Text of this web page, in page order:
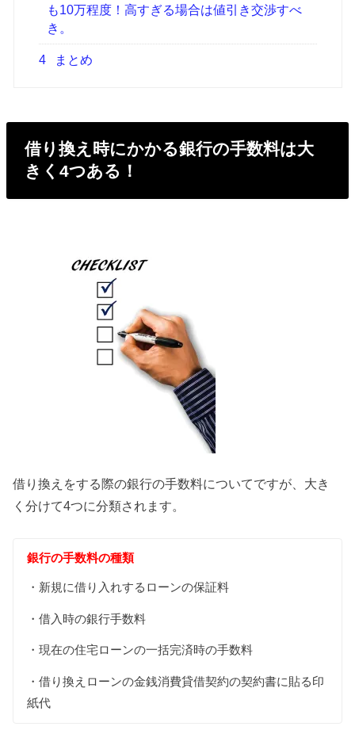
も10万程度！高すぎる場合は値引き交渉すべ
き。
4 まとめ
借り換え時にかかる銀行の手数料は大
きく4つある！
借り換えをする際の銀行の手数料についてですが、大き
く分けて4つに分類されます。
銀行の手数料の種類
・新規に借り入れするローンの保証料
・借入時の銀行手数料
・現在の住宅ローンの一括完済時の手数料
・借り換えローンの金銭消費貸借契約の契約書に貼る印
紙代